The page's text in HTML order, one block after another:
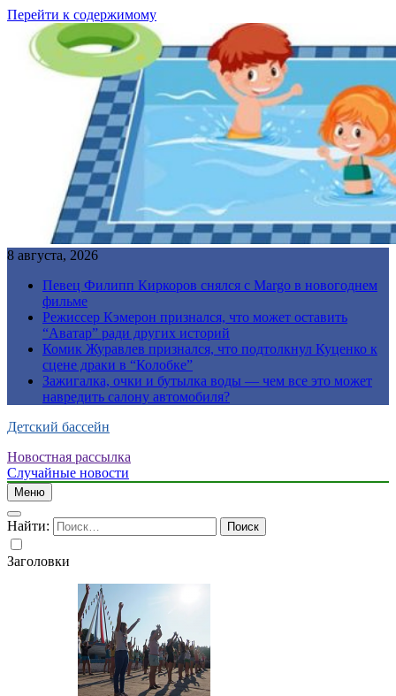
Перейти к содержимому
8 августа, 2026
Певец Филипп Киркоров снялся с Margo в новогоднем
фильме
Режиссер Кэмерон признался, что может оставить
“Аватар” ради других историй
Комик Журавлев признался, что подтолкнул Куценко к
сцене драки в “Колобке”
Зажигалка, очки и бутылка воды — чем все это может
навредить салону автомобиля?
Детский бассейн
Новостная рассылка
Случайные новости
Меню
Найти:
Заголовки